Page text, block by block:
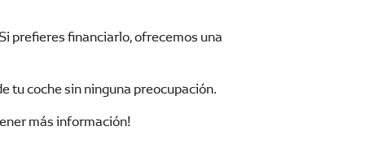
prefieres financiarlo, ofrecemos una
tu coche sin ninguna preocupación.
más información!